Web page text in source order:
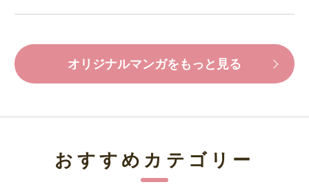
オリジナルマンガをもっと見る
おすすめカテゴリー